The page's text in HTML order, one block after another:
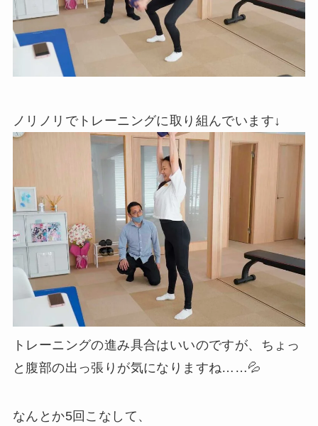
ノリノリでトレーニングに取り組んでいます↓
トレーニングの進み具合はいいのですが、ちょっ
と腹部の出っ張りが気になりますね……💦
なんとか5回こなして、